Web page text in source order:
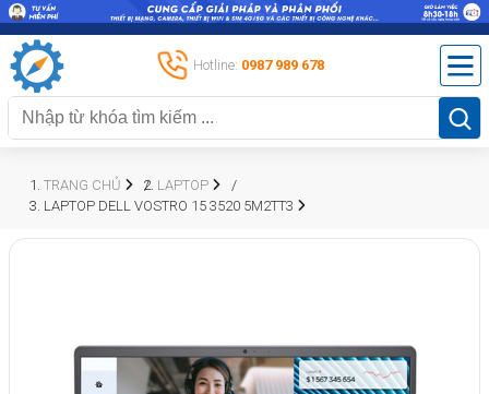
Hotline: 0987 989 678
TRANG CHỦ
LAPTOP
LAPTOP DELL VOSTRO 15 3520 5M2TT3